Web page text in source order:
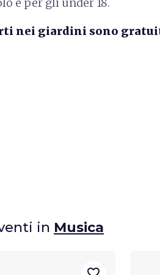
nei giardini sono
in Musica